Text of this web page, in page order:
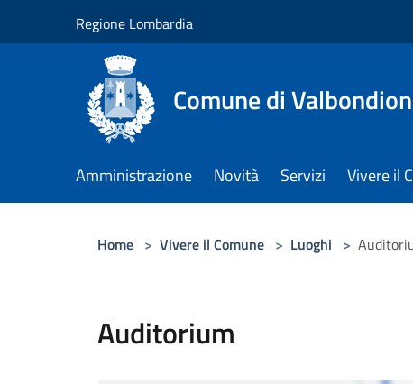
Regione Lombardia
Comune di
Amministrazione Novità Servizi Vivere il
Home > Vivere il Comune > Luoghi >
Auditorium